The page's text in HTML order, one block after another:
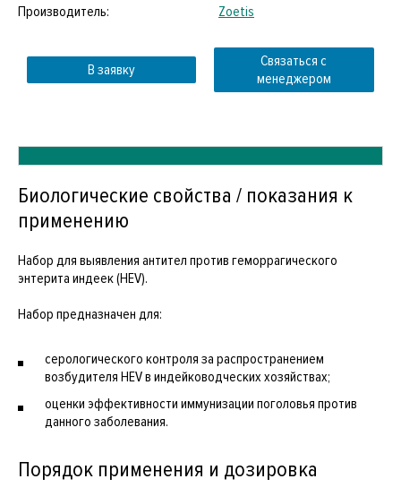
Производитель:
Zoetis
В заявку
Связаться с
менеджером
Биологические свойства / показания к
применению
Набор для выявления антител против геморрагического
энтерита индеек (HEV).
Набор предназначен для:
серологического контроля за распространением
возбудителя HEV в индейководческих хозяйствах;
оценки эффективности иммунизации поголовья против
данного заболевания.
Порядок применения и дозировка